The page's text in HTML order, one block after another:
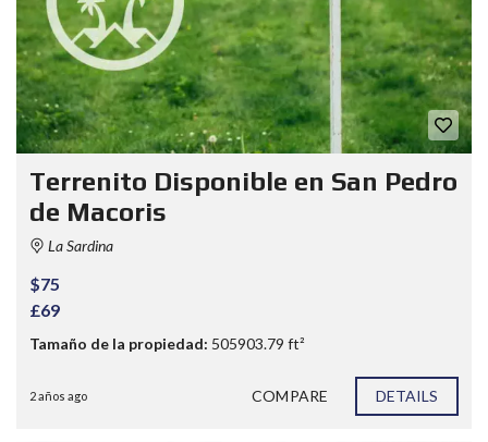
Terrenito Disponible en San Pedro
de Macoris
La Sardina
$75
£69
Tamaño de la propiedad: 505903.79 ft²
2 años ago COMPARE DETAILS